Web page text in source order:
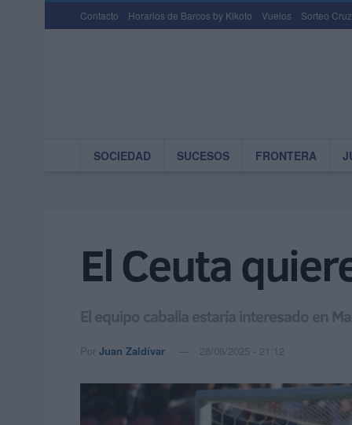
Contacto Horarios de Barcos by Kikoto Vuelos Sorteo
SOCIEDAD SUCESOS FRONTERA
El Ceuta
El equipo caballa estaría interesado en
Por Juan Zaldívar 26/06/2025 - 21:12